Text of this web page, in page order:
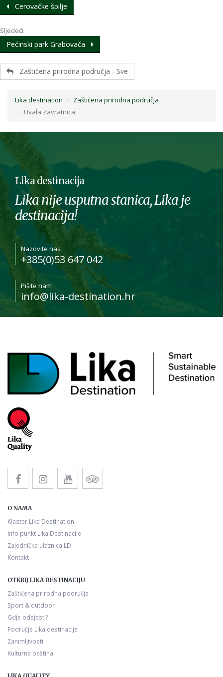
Cerovačke špilje
Sljedeći
Pećinski park Grabovača
Zaštićena prirodna područja - Sve
Lika destination
Zaštićena prirodna područja
Uvala Zavratnica
Lika destinacija
Lika nije usputna stanica, Lika je
destinacija!
Nazovite nas
+385(0)53 647 042
Pišite nam
info@lika-destination.hr
O NAMA
Klaster Lika Destination
Info punkt Lika Destinacije
Zajednička ulaznica LD
Kontakt
OTKRIJ LIKA DESTINACIJU
Zaštićena prirodna područja
Sport & outdoor
Gdje odsjesti?
Područje Lika destinacije
Zanimljivosti
Kulturna baština